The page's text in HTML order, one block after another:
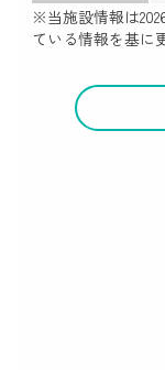
※当施設情報は
ている情報を基に